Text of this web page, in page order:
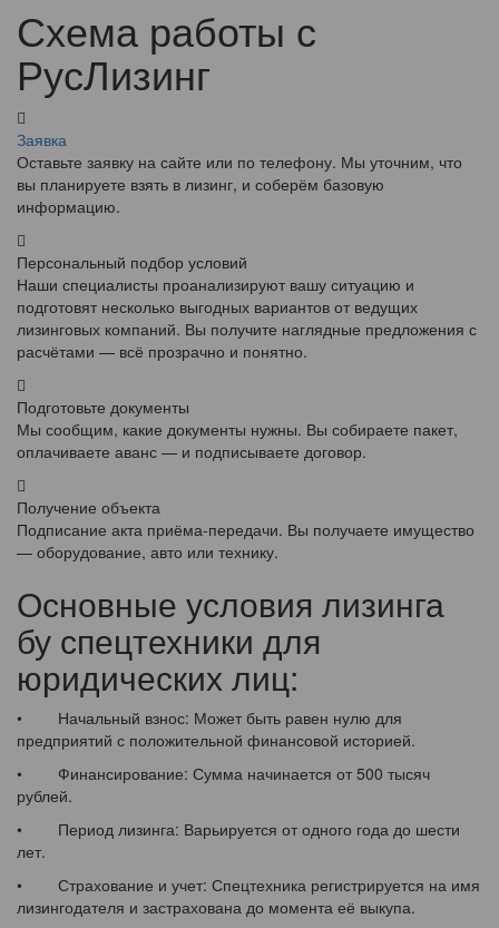
Схема работы с
РусЛизинг
Заявка
Оставьте заявку на сайте или по телефону. Мы уточним, что
вы планируете взять в лизинг, и соберём базовую
информацию.
Персональный подбор условий
Наши специалисты проанализируют вашу ситуацию и
подготовят несколько выгодных вариантов от ведущих
лизинговых компаний. Вы получите наглядные предложения с
расчётами — всё прозрачно и понятно.
Подготовьте документы
Мы сообщим, какие документы нужны. Вы собираете пакет,
оплачиваете аванс — и подписываете договор.
Получение объекта
Подписание акта приёма-передачи. Вы получаете имущество
— оборудование, авто или технику.
Основные условия лизинга
бу спецтехники для
юридических лиц:
• Начальный взнос: Может быть равен нулю для
предприятий с положительной финансовой историей.
• Финансирование: Сумма начинается от 500 тысяч
рублей.
• Период лизинга: Варьируется от одного года до шести
лет.
• Страхование и учет: Спецтехника регистрируется на имя
лизингодателя и застрахована до момента её выкупа.